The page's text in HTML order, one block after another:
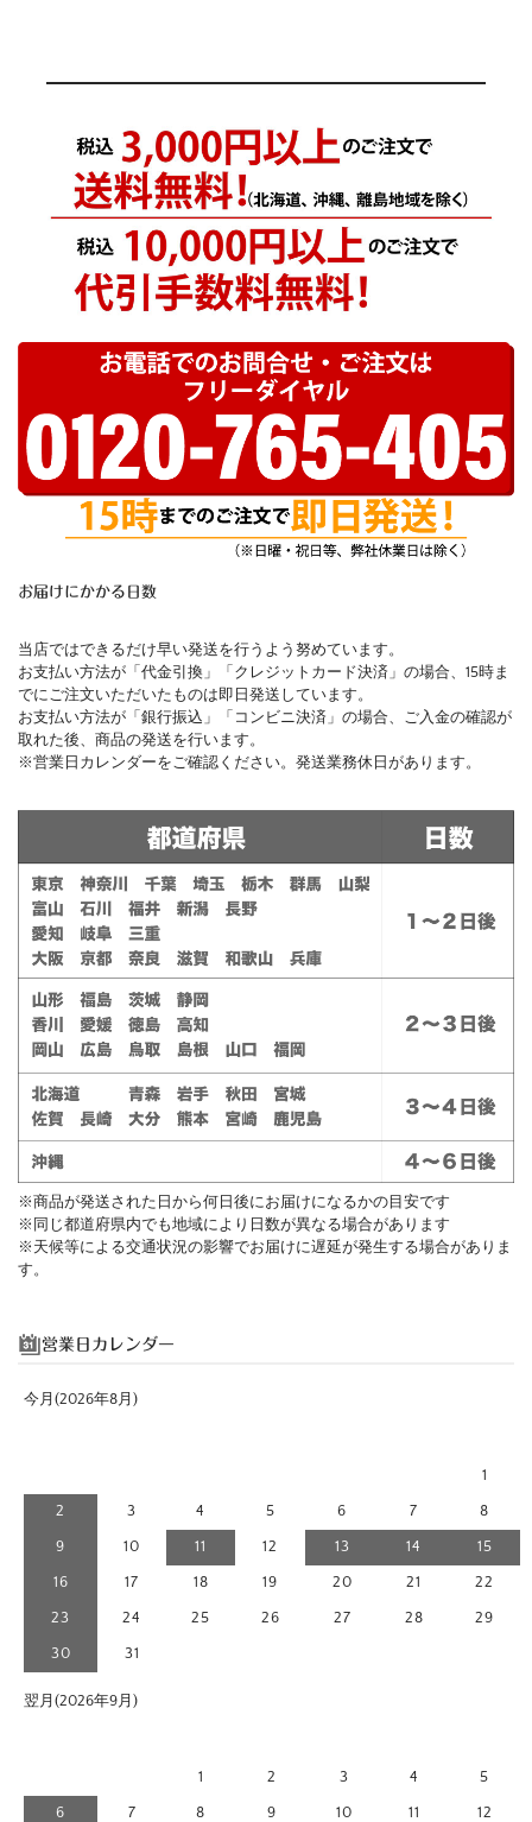
お届けにかかる日数
当店ではできるだけ早い発送を行うよう努めています。
お支払い方法が「代金引換」「クレジットカード決済」の場合、15時ま
でにご注文いただいたものは即日発送しています。
お支払い方法が「銀行振込」「コンビニ決済」の場合、ご入金の確認が
取れた後、商品の発送を行います。
※営業日カレンダーをご確認ください。発送業務休日があります。
※商品が発送された日から何日後にお届けになるかの目安です
※同じ都道府県内でも地域により日数が異なる場合があります
※天候等による交通状況の影響でお届けに遅延が発生する場合がありま
す。
営業日カレンダー
今月(2026年8月)
1
2 3 4 5 6 7 8
9 10 11 12 13 14 15
16 17 18 19 20 21 22
23 24 25 26 27 28 29
30 31
翌月(2026年9月)
1 2 3 4 5
6 7 8 9 10 11 12